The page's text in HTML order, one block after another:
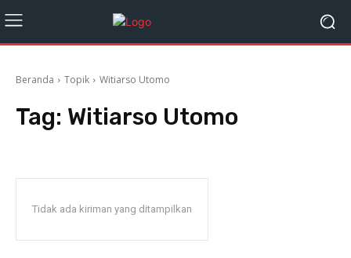
Beranda Topik Witiarso Utomo
Tag: Witiarso Utomo
Tidak ada kiriman yang ditampilkan